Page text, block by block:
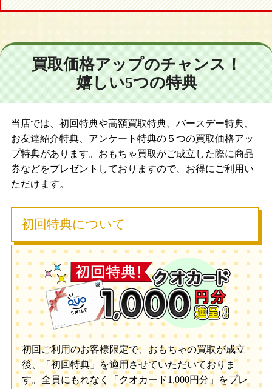
買取価格アップのチャンス！
嬉しい5つの特典
当店では、初回特典や高額買取特典、バースデー特典、
お友達紹介特典、アンケート特典の５つの買取価格アッ
プ特典があります。おもちゃ買取がご成立した際に商品
券などをプレゼントしておりますので、お得にご利用い
ただけます。
初回特典について
初回ご利用のお客様限定で、おもちゃの買取が成立
後、「初回特典」を適用させていただいておりま
す。全員にもれなく「クオカード1,000円分」をプレ